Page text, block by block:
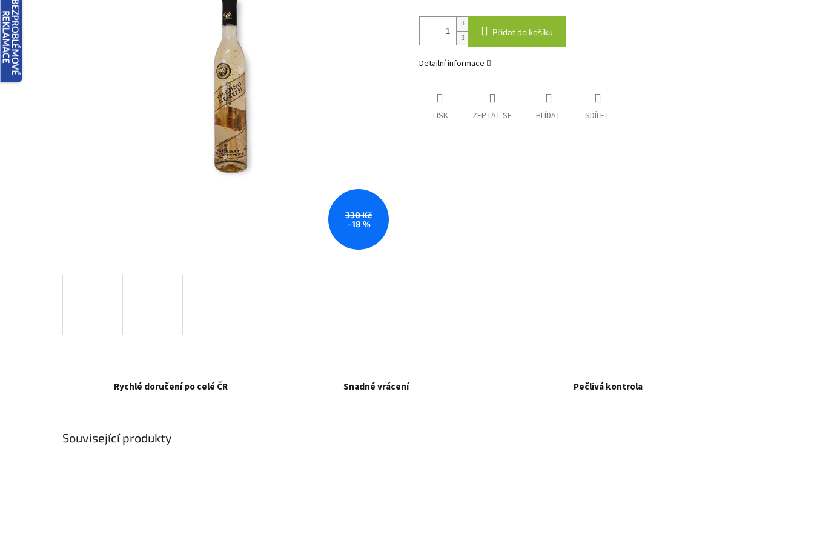
330 Kč
–18 %
Přidat do košíku
Detailní informace
TISK ZEPTAT SE HLÍDAT SDÍLET
Rychlé doručení po celé ČR Snadné vrácení Pečlivá kontrola
Související produkty